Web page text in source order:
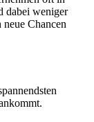
dabei weniger
Chancen